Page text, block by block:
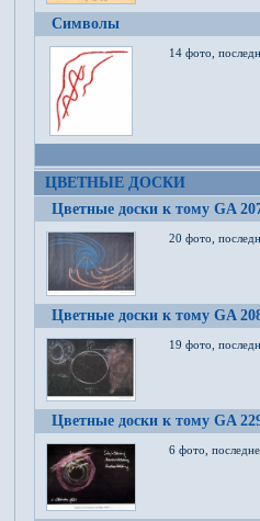
Символы
14 фото,
ЦВЕТНЫЕ ДОСКИ
Цветные доски к тому GA
20 фото,
Цветные доски к тому GA
19 фото,
Цветные доски к тому GA
6 фото,